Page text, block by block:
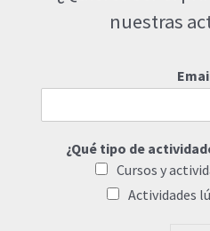
nuestras
¿Qué tipo de
Cursos y
Actividades